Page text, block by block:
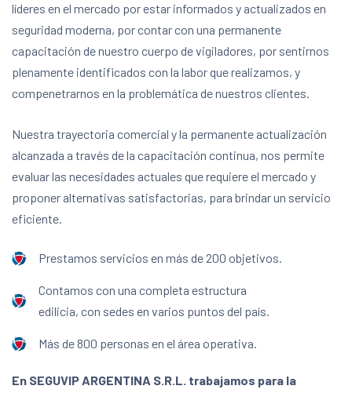
líderes en el mercado por estar informados y actualizados en
seguridad moderna, por contar con una permanente
capacitación de nuestro cuerpo de vigiladores, por sentirnos
plenamente identificados con la labor que realizamos, y
compenetrarnos en la problemática de nuestros clientes.
Nuestra trayectoria comercial y la permanente actualización
alcanzada a través de la capacitación continua, nos permite
evaluar las necesidades actuales que requiere el mercado y
proponer alternativas satisfactorias, para brindar un servicio
eficiente.
Prestamos servicios en más de 200 objetivos.
Contamos con una completa estructura
edilicia, con sedes en varios puntos del país.
Más de 800 personas en el área operativa.
En SEGUVIP ARGENTINA S.R.L. trabajamos para la